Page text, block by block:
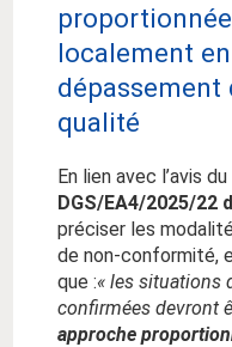
localement
qualité
En lien avec l’avis
DGS/EA4/2025/22
préciser les
de non-conformité,
que :« les situations
confirmées devront
approche